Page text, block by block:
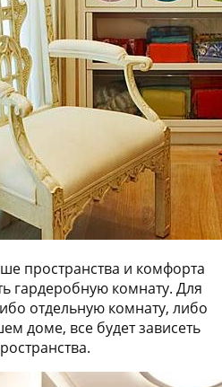
пространства и комфорта
гардеробную комнату. Для
отдельную комнату, либо
доме, все будет зависеть